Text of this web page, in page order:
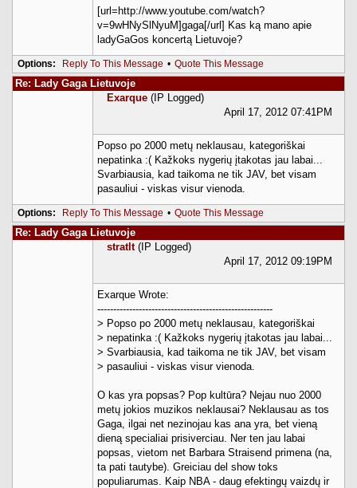
[url=http://www.youtube.com/watch?
v=9wHNySlNyuM]gaga[/url] Kas ką mano apie
ladyGaGos koncertą Lietuvoje?
Options: Reply To This Message • Quote This Message
Re: Lady Gaga Lietuvoje
Exarque (IP Logged)
April 17, 2012 07:41PM
Popso po 2000 metų neklausau, kategoriškai
nepatinka :( Kažkoks nygerių įtakotas jau labai...
Svarbiausia, kad taikoma ne tik JAV, bet visam
pasauliui - viskas visur vienoda.
Options: Reply To This Message • Quote This Message
Re: Lady Gaga Lietuvoje
stratlt (IP Logged)
April 17, 2012 09:19PM
Exarque Wrote:
-------------------------------------------------------
> Popso po 2000 metų neklausau, kategoriškai
> nepatinka :( Kažkoks nygerių įtakotas jau labai...
> Svarbiausia, kad taikoma ne tik JAV, bet visam
> pasauliui - viskas visur vienoda.
O kas yra popsas? Pop kultūra? Nejau nuo 2000
metų jokios muzikos neklausai? Neklausau as tos
Gaga, ilgai net nezinojau kas ana yra, bet vieną
dieną specialiai prisiverciau. Ner ten jau labai
popsas, vietom net Barbara Straisend primena (na,
ta pati tautybe). Greiciau del show toks
populiarumas. Kaip NBA - daug efektingų vaizdų ir